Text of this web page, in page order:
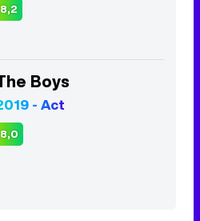
8,2
Boys
- Act
8,0